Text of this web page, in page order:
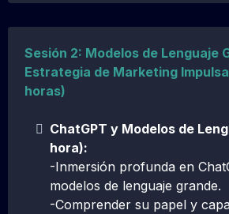
Sesión 2: Modelos de Lenguaje
Estrategia de Marketing
horas)
ChatGPT y Modelos de
hora):
-Inmersión profunda en
modelos de lenguaje grande.
-Comprender su papel y